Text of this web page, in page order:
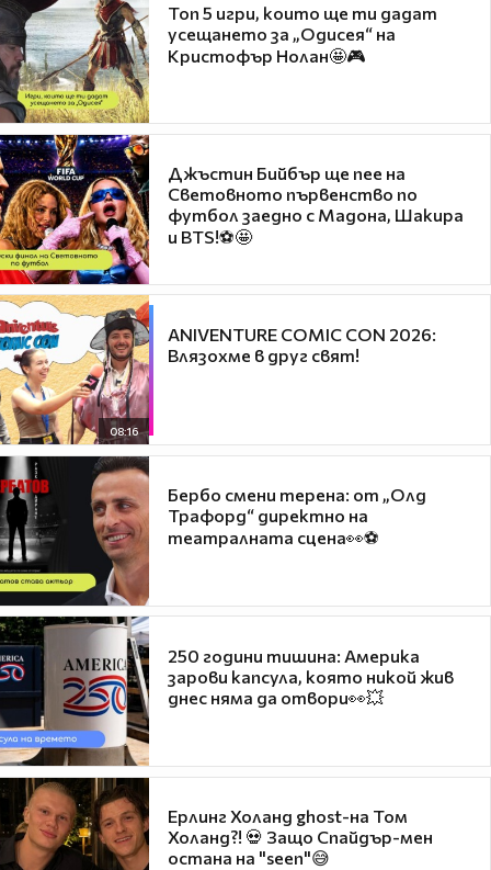
Топ 5 игри, които ще ти дадат
усещането за „Одисея“ на
Кристофър Нолан🤩🎮
Джъстин Бийбър ще пее на
Световното първенство по
футбол заедно с Мадона, Шакира
и BTS!⚽🤩
08:16
ANIVENTURE COMIC CON 2026:
Влязохме в друг свят!
Бербо смени терена: от „Олд
Трафорд“ директно на
театралната сцена👀⚽
250 години тишина: Америка
зарови капсула, която никой жив
днес няма да отвори👀💥
Ерлинг Холанд ghost-на Том
Холанд?! 💀 Защо Спайдър-мен
остана на "seen"😅